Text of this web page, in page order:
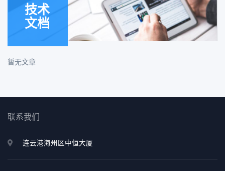
技术
文档
暂无文章
联系我们
连云港海州区中恒大厦